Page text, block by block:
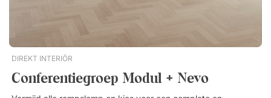
DIREKT INTERIÖR
Conferentiegroep Modul + Nevo